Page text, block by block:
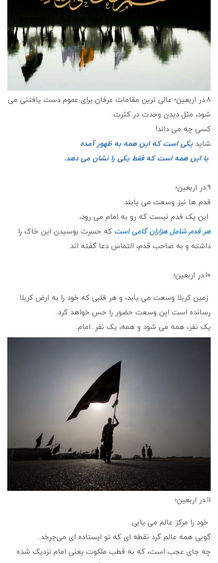
۸.در اربعین؛ عالی ترین مقامات عرفان برای عموم دست یافتنی می
شود، مثل دیدن وحدت در کثرت.
کسی چه می داند!
شایدیکی است که این همه به ظهور آمده
یا این همه است که فقط یکی را نشان می دهد.
۹.در اربعین؛
قدم ها نیز وسعت می یابند.
این یک قدم نیست که رو به امام می رود،
هر قدم شامل هزاران گامی است که حسرت بوسیدن این خاک را
داشته و به صاحب قدم، التماس دعا گفته اند.
۱۰.در اربعین؛
زمین کربلا وسعت می یابد، و هر قلبی که خود را به ارض کربلا
رسانده است این وسعت حضور را حس خواهد کرد.
یک نفر، همه می شود و همه، یک نفر...امام.
۱۱.در اربعین؛
خود را مرکز عالم می یابی.
گویی همه عالم گرد نقطه ای که تو ایستاده ای می‌چرخد.
چه جای عجب است، که به قطب ملکوت یعنی امام نزدیک شده